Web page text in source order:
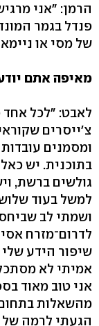
הרמן: "אני
פנדל בגמר
של מסי או
מאיפה אתם
לאבט: "לכל אחד
צ'ייסרים
ומסמנים
בתוכנית. יש
גולשים ברשת,
למשל בעוד
ושמתי לב
לדרום־מזרח
שיפור הידע שלי
אמיתי לא
אני טוב מאוד
מהשאלות
הגעתי לרמה של